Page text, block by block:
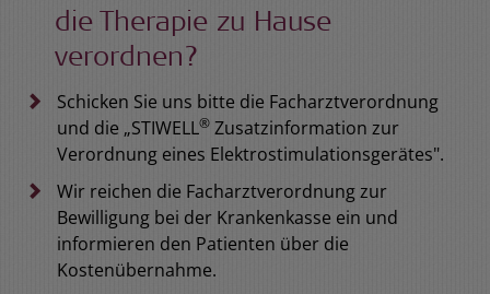
die Therapie zu Hause
verordnen?
Schicken Sie uns bitte die Facharztverordnung
und die „STIWELL® Zusatzinformation zur
Verordnung eines Elektrostimulationsgerätes".
Wir reichen die Facharztverordnung zur
Bewilligung bei der Krankenkasse ein und
informieren den Patienten über die
Kostenübernahme.